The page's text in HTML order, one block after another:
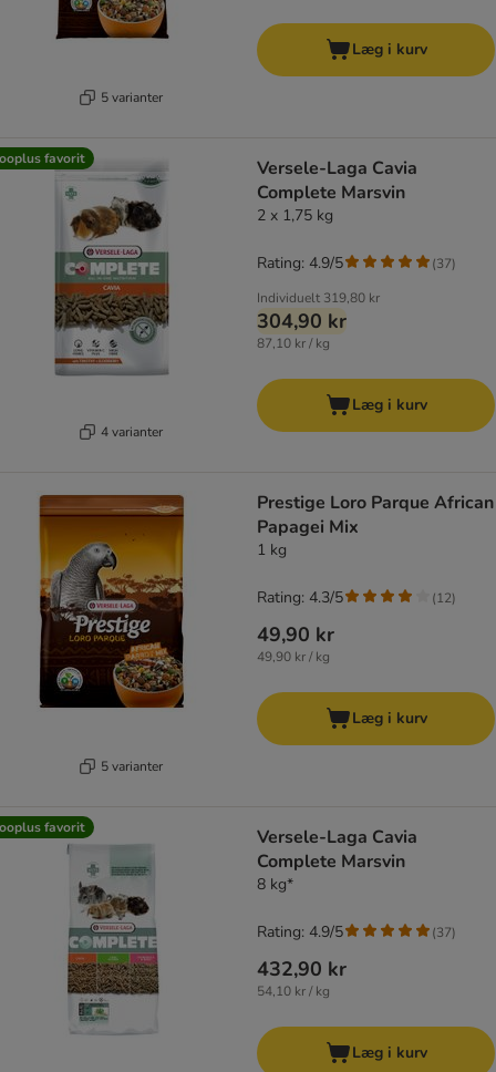
5 varianter
Læg i kurv
favorit
4 varianter
Versele-Laga Cavia
Complete Marsvin
2 x 1,75 kg
Individuelt 319,80 kr
304,90 kr
87,10 kr / kg
Rating: 4.9/5 (37)
Læg i kurv
5 varianter
Prestige Loro Parque African
Papagei Mix
1 kg
49,90 kr
49,90 kr / kg
Rating: 4.3/5 (12)
Læg i kurv
favorit
Versele-Laga Cavia
Complete Marsvin
8 kg*
432,90 kr
54,10 kr / kg
Rating: 4.9/5 (37)
Læg i kurv